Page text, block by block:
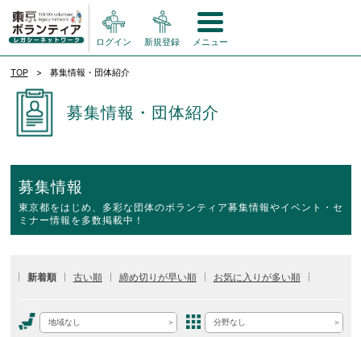
ログイン 新規登録 メニュー
TOP 募集情報・団体紹介
募集情報・団体紹介
募集情報
東京都をはじめ、多彩な団体のボランティア募集情報やイベント・セ
ミナー情報を多数掲載中！
新着順 古い順 締め切りが早い順 お気に入りが多い順
地域なし 分野なし